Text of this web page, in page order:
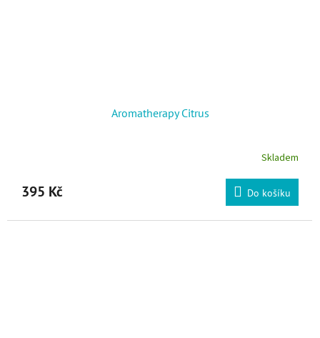
Aromatherapy Citrus
Skladem
395 Kč Do košíku